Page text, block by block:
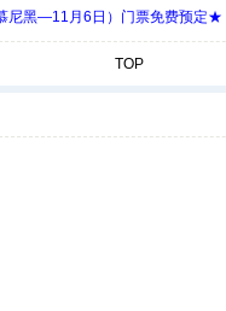
尼黑—11月6日）门票免费预定★
TOP